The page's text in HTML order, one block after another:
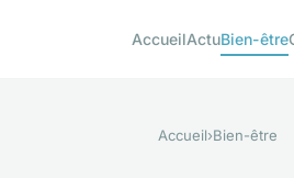
AccueilActuBien-être
Accueil›Bien-être